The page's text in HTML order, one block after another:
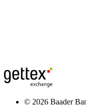
© 2026 Baader